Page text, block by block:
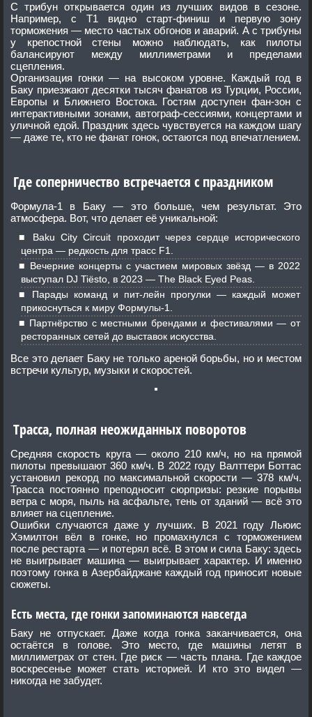
С трибун открывается один из лучших видов в сезоне.
Например, с T1 видно старт-финиш и первую зону
торможения — место частых обгонов и аварий. А с трибуны
у крепостной стены можно наблюдать, как пилоты
балансируют между миллиметрами и пределами
сцепления.
Организация гонки — на высоком уровне. Каждый год в
Баку приезжают десятки тысяч фанатов из Турции, России,
Европы и Ближнего Востока. Гостям доступен фан-зон с
интерактивными зонами, автограф-сессиями, концертами и
уличной едой. Праздник здесь чувствуется на каждом шагу
— даже те, кто не фанат гонок, остаются под впечатлением.
Где соперничество встречается с праздником
Формула-1 в Баку — это больше, чем результат. Это
атмосфера. Вот, что делает её уникальной:
Baku City Circuit проходит через сердце исторического
центра — редкость для трасс F1.
Вечерние концерты с участием мировых звёзд — в 2022
выступал DJ Tiësto, в 2023 — The Black Eyed Peas.
Парады команд и пит-лейн прогулки — каждый может
прикоснуться к миру Формулы-1.
Партнёрство с местными брендами и фестивалями — от
ресторанных сетей до выставок искусства.
Все это делает Баку не только ареной борьбы, но и местом
встречи культур, музыки и скоростей.
Трасса, полная неожиданных поворотов
Средняя скорость круга — около 210 км/ч, но на прямой
пилоты превышают 360 км/ч. В 2022 году Валттери Боттас
установил рекорд по максимальной скорости — 378 км/ч.
Трасса постоянно преподносит сюрпризы: резкие порывы
ветра с моря, пыль на асфальте, тень от зданий — всё это
влияет на сцепление.
Ошибки случаются даже у лучших. В 2021 году Льюис
Хэмилтон вёл в гонке, но промахнулся с торможением
после рестарта — и потерял всё. В этом и сила Баку: здесь
не выигрывает машина — выигрывает характер. И именно
поэтому гонка в Азербайджане каждый год приносит новые
сюжеты.
Есть места, где гонки запоминаются навсегда
Баку не отпускает. Даже когда гонка заканчивается, она
остаётся в голове. Это место, где машины летят в
миллиметрах от стен. Где риск — часть плана. Где каждое
воскресенье может стать историей. И кто это видел —
никогда не забудет.